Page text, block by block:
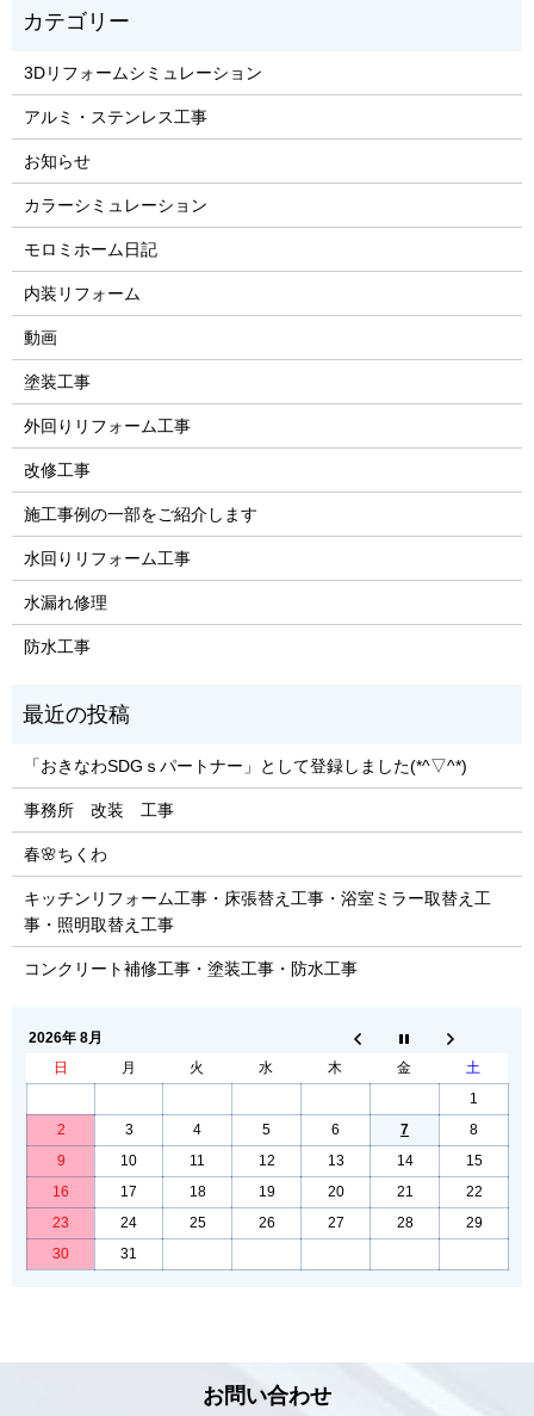
3Dリフォームシミュレーション
アルミ・ステンレス工事
お知らせ
カラーシミュレーション
モロミホーム日記
内装リフォーム
動画
塗装工事
外回りリフォーム工事
改修工事
施工事例の一部をご紹介します
水回りリフォーム工事
水漏れ修理
防水工事
「おきなわSDGｓパートナー」として登録しました(*^▽^*)
事務所 改装 工事
春🌸ちくわ
キッチンリフォーム工事・床張替え工事・浴室ミラー取替え工
事・照明取替え工事
コンクリート補修工事・塗装工事・防水工事
2026年 8月
日
月 火 水 木 金
土
1
2
3 4 5 6 7
8
9
10 11 12 13 14
15
16
17 18 19 20 21
22
23
24 25 26 27 28
29
30
31
お問い合わせ